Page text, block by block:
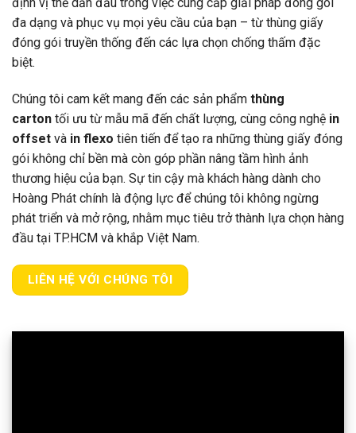
định vị thế dẫn đầu trong việc cung cấp giải pháp đóng gói
đa dạng và phục vụ mọi yêu cầu của bạn – từ thùng giấy
đóng gói truyền thống đến các lựa chọn chống thấm đặc
biệt.
Chúng tôi cam kết mang đến các sản phẩm thùng
carton tối ưu từ mẫu mã đến chất lượng, cùng công nghệ in
offset và in flexo tiên tiến để tạo ra những thùng giấy đóng
gói không chỉ bền mà còn góp phần nâng tầm hình ảnh
thương hiệu của bạn. Sự tin cậy mà khách hàng dành cho
Hoàng Phát chính là động lực để chúng tôi không ngừng
phát triển và mở rộng, nhằm mục tiêu trở thành lựa chọn hàng
đầu tại TP.HCM và khắp Việt Nam.
LIÊN HỆ VỚI CHÚNG TÔI